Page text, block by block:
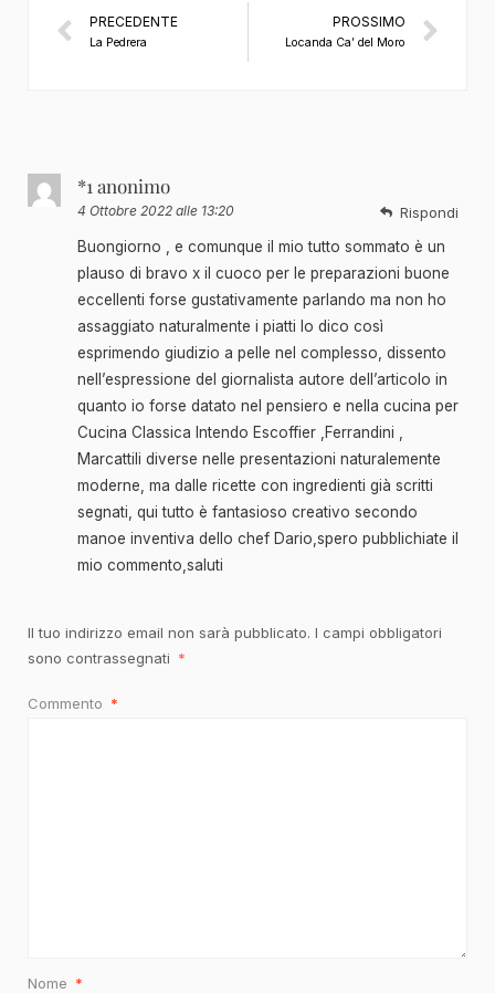
PRECEDENTE
La Pedrera
PROSSIMO
Locanda Ca’ del Moro
*1 anonimo
4 Ottobre 2022 alle 13:20
Buongiorno , e comunque il mio tutto sommato è un
plauso di bravo x il cuoco per le preparazioni buone
eccellenti forse gustativamente parlando ma non ho
assaggiato naturalmente i piatti lo dico così
esprimendo giudizio a pelle nel complesso, dissento
nell’espressione del giornalista autore dell’articolo in
quanto io forse datato nel pensiero e nella cucina per
Cucina Classica Intendo Escoffier ,Ferrandini ,
Marcattili diverse nelle presentazioni naturalemente
moderne, ma dalle ricette con ingredienti già scritti
segnati, qui tutto è fantasioso creativo secondo
manoe inventiva dello chef Dario,spero pubblichiate il
mio commento,saluti
Rispondi
Il tuo indirizzo email non sarà pubblicato. I campi obbligatori
sono contrassegnati *
Commento *
Nome *